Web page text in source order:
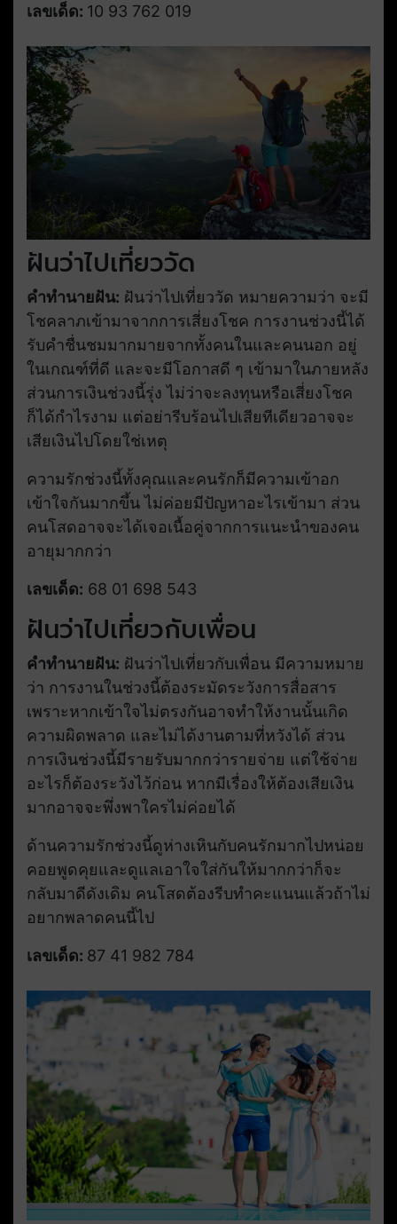
เลขเด็ด: 10 93 762 019
ฝันว่าไปเที่ยววัด
คำทำนายฝัน: ฝันว่าไปเที่ยววัด หมายความว่า จะมี
โชคลาภเข้ามาจากการเสี่ยงโชค การงานช่วงนี้ได้
รับคำชื่นชมมากมายจากทั้งคนในและคนนอก อยู่
ในเกณฑ์ที่ดี และจะมีโอกาสดี ๆ เข้ามาในภายหลัง
ส่วนการเงินช่วงนี้รุ่ง ไม่ว่าจะลงทุนหรือเสี่ยงโชค
ก็ได้กำไรงาม แต่อย่ารีบร้อนไปเสียทีเดียวอาจจะ
เสียเงินไปโดยใช่เหตุ
ความรักช่วงนี้ทั้งคุณและคนรักก็มีความเข้าอก
เข้าใจกันมากขึ้น ไม่ค่อยมีปัญหาอะไรเข้ามา ส่วน
คนโสดอาจจะได้เจอเนื้อคู่จากการแนะนำของคน
อายุมากกว่า
เลขเด็ด: 68 01 698 543
ฝันว่าไปเที่ยวกับเพื่อน
คำทำนายฝัน: ฝันว่าไปเที่ยวกับเพื่อน มีความหมาย
ว่า การงานในช่วงนี้ต้องระมัดระวังการสื่อสาร
เพราะหากเข้าใจไม่ตรงกันอาจทำให้งานนั้นเกิด
ความผิดพลาด และไม่ได้งานตามที่หวังได้ ส่วน
การเงินช่วงนี้มีรายรับมากกว่ารายจ่าย แต่ใช้จ่าย
อะไรก็ต้องระวังไว้ก่อน หากมีเรื่องให้ต้องเสียเงิน
มากอาจจะพึ่งพาใครไม่ค่อยได้
ด้านความรักช่วงนี้ดูห่างเหินกับคนรักมากไปหน่อย
คอยพูดคุยและดูแลเอาใจใส่กันให้มากกว่าก็จะ
กลับมาดีดังเดิม คนโสดต้องรีบทำคะแนนแล้วถ้าไม่
อยากพลาดคนนี้ไป
เลขเด็ด: 87 41 982 784